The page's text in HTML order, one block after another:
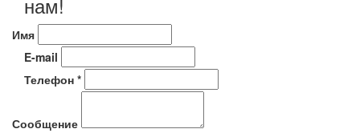
Имя
E-mail
Телефон *
Сообщение